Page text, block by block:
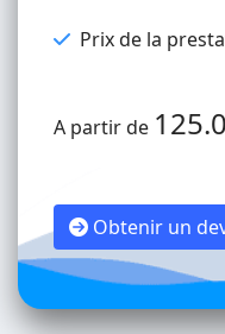
Prix de la
A partir de
Obtenir un